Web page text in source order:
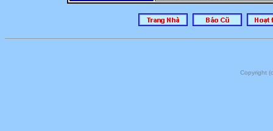
Copyright